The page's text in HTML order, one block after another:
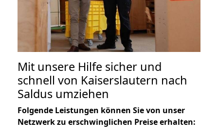
Mit unsere Hilfe sicher und
schnell von Kaiserslautern nach
Saldus umziehen
Folgende Leistungen können Sie von unser
Netzwerk zu erschwinglichen Preise erhalten: